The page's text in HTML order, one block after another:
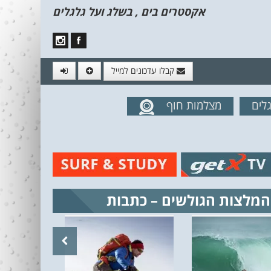
אקסטרים בים , בשלג ועל גלגלים
קבלו עדכונים למייל
מהאתרמצלמות חוף
המלצות הגולשים – כתבות